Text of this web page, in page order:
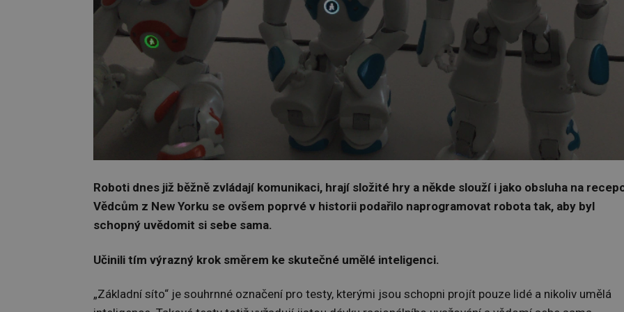
Roboti dnes již běžně zvládají komunikaci, hrají složité hry a někde slouží i jako obsluha na
Vědcům z New Yorku se ovšem poprvé v historii podařilo naprogramovat robota tak, aby byl
schopný uvědomit si sebe sama.
Učinili tím výrazný krok směrem ke skutečné umělé inteligenci.
„Základní síto“ je souhrnné označení pro testy, kterými jsou schopni projít pouze lidé a nikoliv umělá